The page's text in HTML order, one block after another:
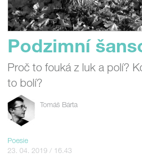
Podzimní
Proč to fouká z luk a polí?
to bolí?
Tomáš Bárta
Poesie
23. 04. 2019 / 16.43